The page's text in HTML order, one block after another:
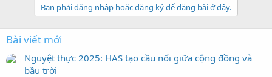
Bạn phải đăng nhập hoặc đăng ký để đăng bài ở đây.
Bài viết mới
Nguyệt thực 2025: HAS tạo cầu nối giữa cộng đồng và
bầu trời